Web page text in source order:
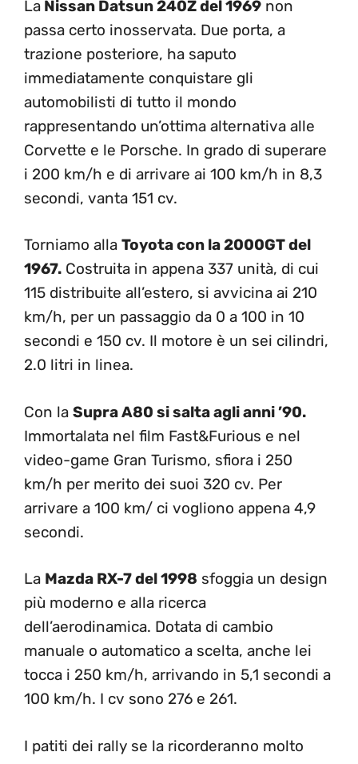
La Nissan Datsun 240Z del 1969 non
passa certo inosservata. Due porta, a
trazione posteriore, ha saputo
immediatamente conquistare gli
automobilisti di tutto il mondo
rappresentando un’ottima alternativa alle
Corvette e le Porsche. In grado di superare
i 200 km/h e di arrivare ai 100 km/h in 8,3
secondi, vanta 151 cv.
Torniamo alla Toyota con la 2000GT del
1967. Costruita in appena 337 unità, di cui
115 distribuite all’estero, si avvicina ai 210
km/h, per un passaggio da 0 a 100 in 10
secondi e 150 cv. Il motore è un sei cilindri,
2.0 litri in linea.
Con la Supra A80 si salta agli anni ’90.
Immortalata nel film Fast&Furious e nel
video-game Gran Turismo, sfiora i 250
km/h per merito dei suoi 320 cv. Per
arrivare a 100 km/ ci vogliono appena 4,9
secondi.
La Mazda RX-7 del 1998 sfoggia un design
più moderno e alla ricerca
dell’aerodinamica. Dotata di cambio
manuale o automatico a scelta, anche lei
tocca i 250 km/h, arrivando in 5,1 secondi a
100 km/h. I cv sono 276 e 261.
I patiti dei rally se la ricorderanno molto